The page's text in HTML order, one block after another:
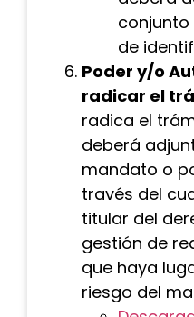
de
Poder y/o
radicar el
radica el
deberá
mandato o
través del
titular del
gestión de
que haya
riesgo del